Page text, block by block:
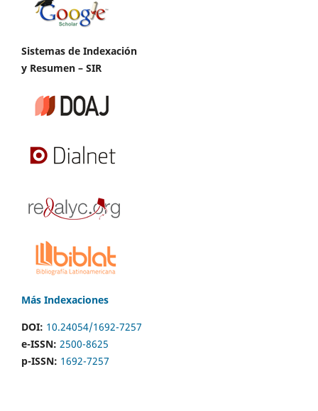
Sistemas de Indexación
y Resumen – SIR
Más Indexaciones
DOI: 10.24054/1692-7257
e-ISSN: 2500-8625
p-ISSN: 1692-7257